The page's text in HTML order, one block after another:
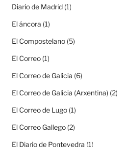
Diario de Madrid(1)
El áncora (1)
El Compostelano(5)
El Correo(1)
El Correo de Galicia (6)
El Correo de Galicia (Arxentina) (2)
El Correo de Lugo(1)
El Correo Gallego(2)
El Diario de Pontevedra (1)